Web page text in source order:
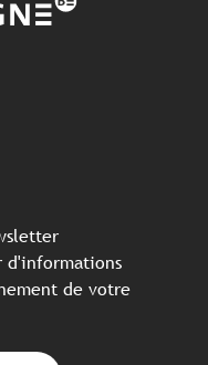
d'informations
de votre